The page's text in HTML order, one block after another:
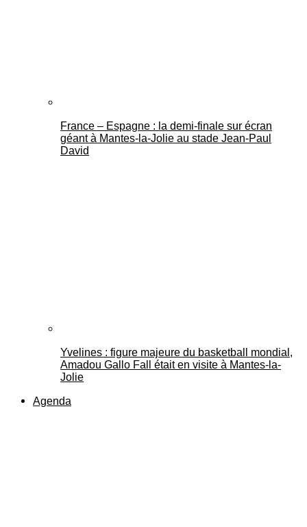
France – Espagne : la demi-finale sur écran
géant à Mantes-la-Jolie au stade Jean-Paul
David
Yvelines : figure majeure du basketball mondial,
Amadou Gallo Fall était en visite à Mantes-la-
Jolie
Agenda